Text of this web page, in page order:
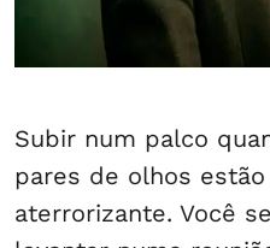
Subir num palco
pares de olhos
aterrorizante. Você